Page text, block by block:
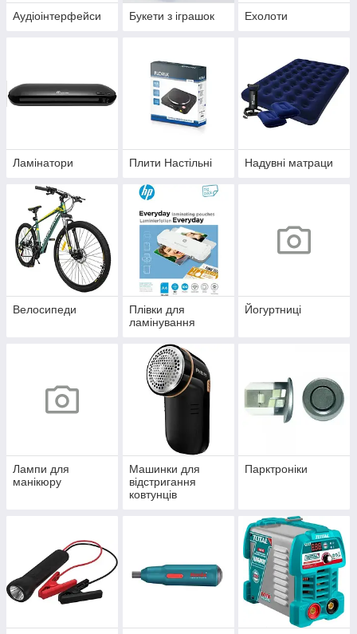
Аудіоінтерфейси Букети з іграшок Ехолоти
Ламінатори Плити Настільні Надувні матраци
Велосипеди
Плівки для
ламінування
Йогуртниці
Лампи для
манікюру
Машинки для
відстригання
ковтунців
Парктроніки